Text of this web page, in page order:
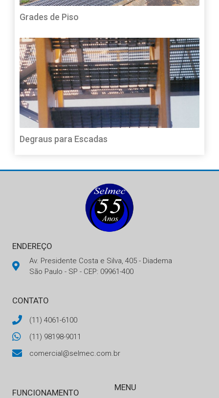
Grades de Piso
Degraus para Escadas
ENDEREÇO
Av. Presidente Costa e Silva, 405 - Diadema
São Paulo - SP - CEP: 09961-400
CONTATO
(11) 4061-6100
(11) 98198-9011
comercial@selmec.com.br
FUNCIONAMENTO
MENU